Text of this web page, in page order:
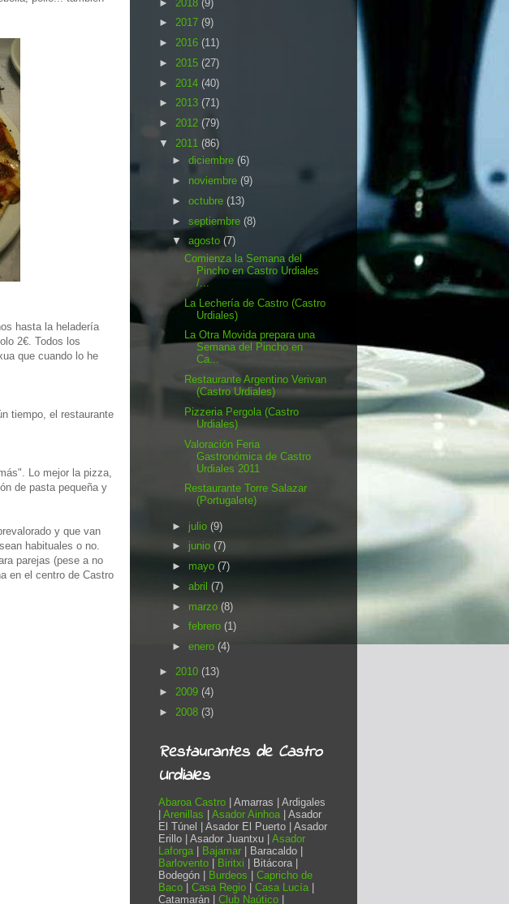
hasta la heladería
2€. Todos los
que cuando lo he
tiempo, el restaurante
Lo mejor la pizza,
de pasta pequeña y
y que van
habituales o no.
parejas (pese a no
en el centro de Castro
► 2018 (9)
► 2017 (9)
► 2016 (11)
► 2015 (27)
► 2014 (40)
► 2013 (71)
► 2012 (79)
▼ 2011 (86)
► diciembre (6)
► noviembre (9)
► octubre (13)
► septiembre (8)
▼ agosto (7)
Comienza la Semana del
Pincho en Castro Urdiales
/...
La Lechería de Castro (Castro
Urdiales)
La Otra Movida prepara una
Semana del Pincho en
Ca...
Restaurante Argentino Verivan
(Castro Urdiales)
Pizzeria Pergola (Castro
Urdiales)
Valoración Feria
Gastronómica de Castro
Urdiales 2011
Restaurante Torre Salazar
(Portugalete)
► julio (9)
► junio (7)
► mayo (7)
► abril (7)
► marzo (8)
► febrero (1)
► enero (4)
► 2010 (13)
► 2009 (4)
► 2008 (3)
Restaurantes de Castro
Urdiales
Abaroa Castro | Amarras | Ardigales
Arenillas Asador Ainhoa | Asador
El Túnel | Asador El Puerto | Asador
Erillo | Asador Juantxu |
Asador
Laforga
Bajamar
| Baracaldo |
Barlovento
Biritxi
| Bitácora |
Bodegón |
Burdeos
Capricho de
Baco
Casa Regio Casa Lucía
Catamarán | Club Naútico